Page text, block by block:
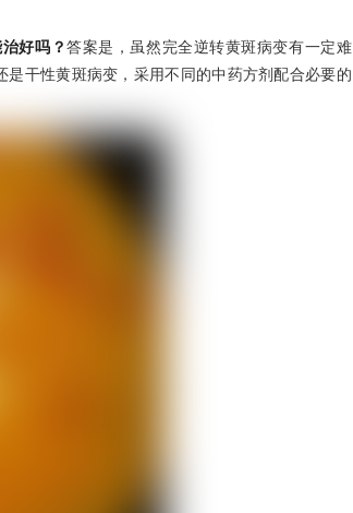
好吗？答案是，虽然完全逆转黄斑病变有一定难
干性黄斑病变，采用不同的中药方剂配合必要的